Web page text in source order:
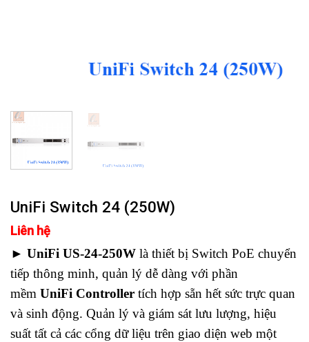
UniFi Switch 24 (250W)
Liên hệ
► UniFi US-24-250W là thiết bị Switch PoE chuyển
tiếp thông minh, quản lý dễ dàng với phần
mềm UniFi Controller tích hợp sẵn hết sức trực quan
và sinh động. Quản lý và giám sát lưu lượng, hiệu
suất tất cả các cổng dữ liệu trên giao diện web một